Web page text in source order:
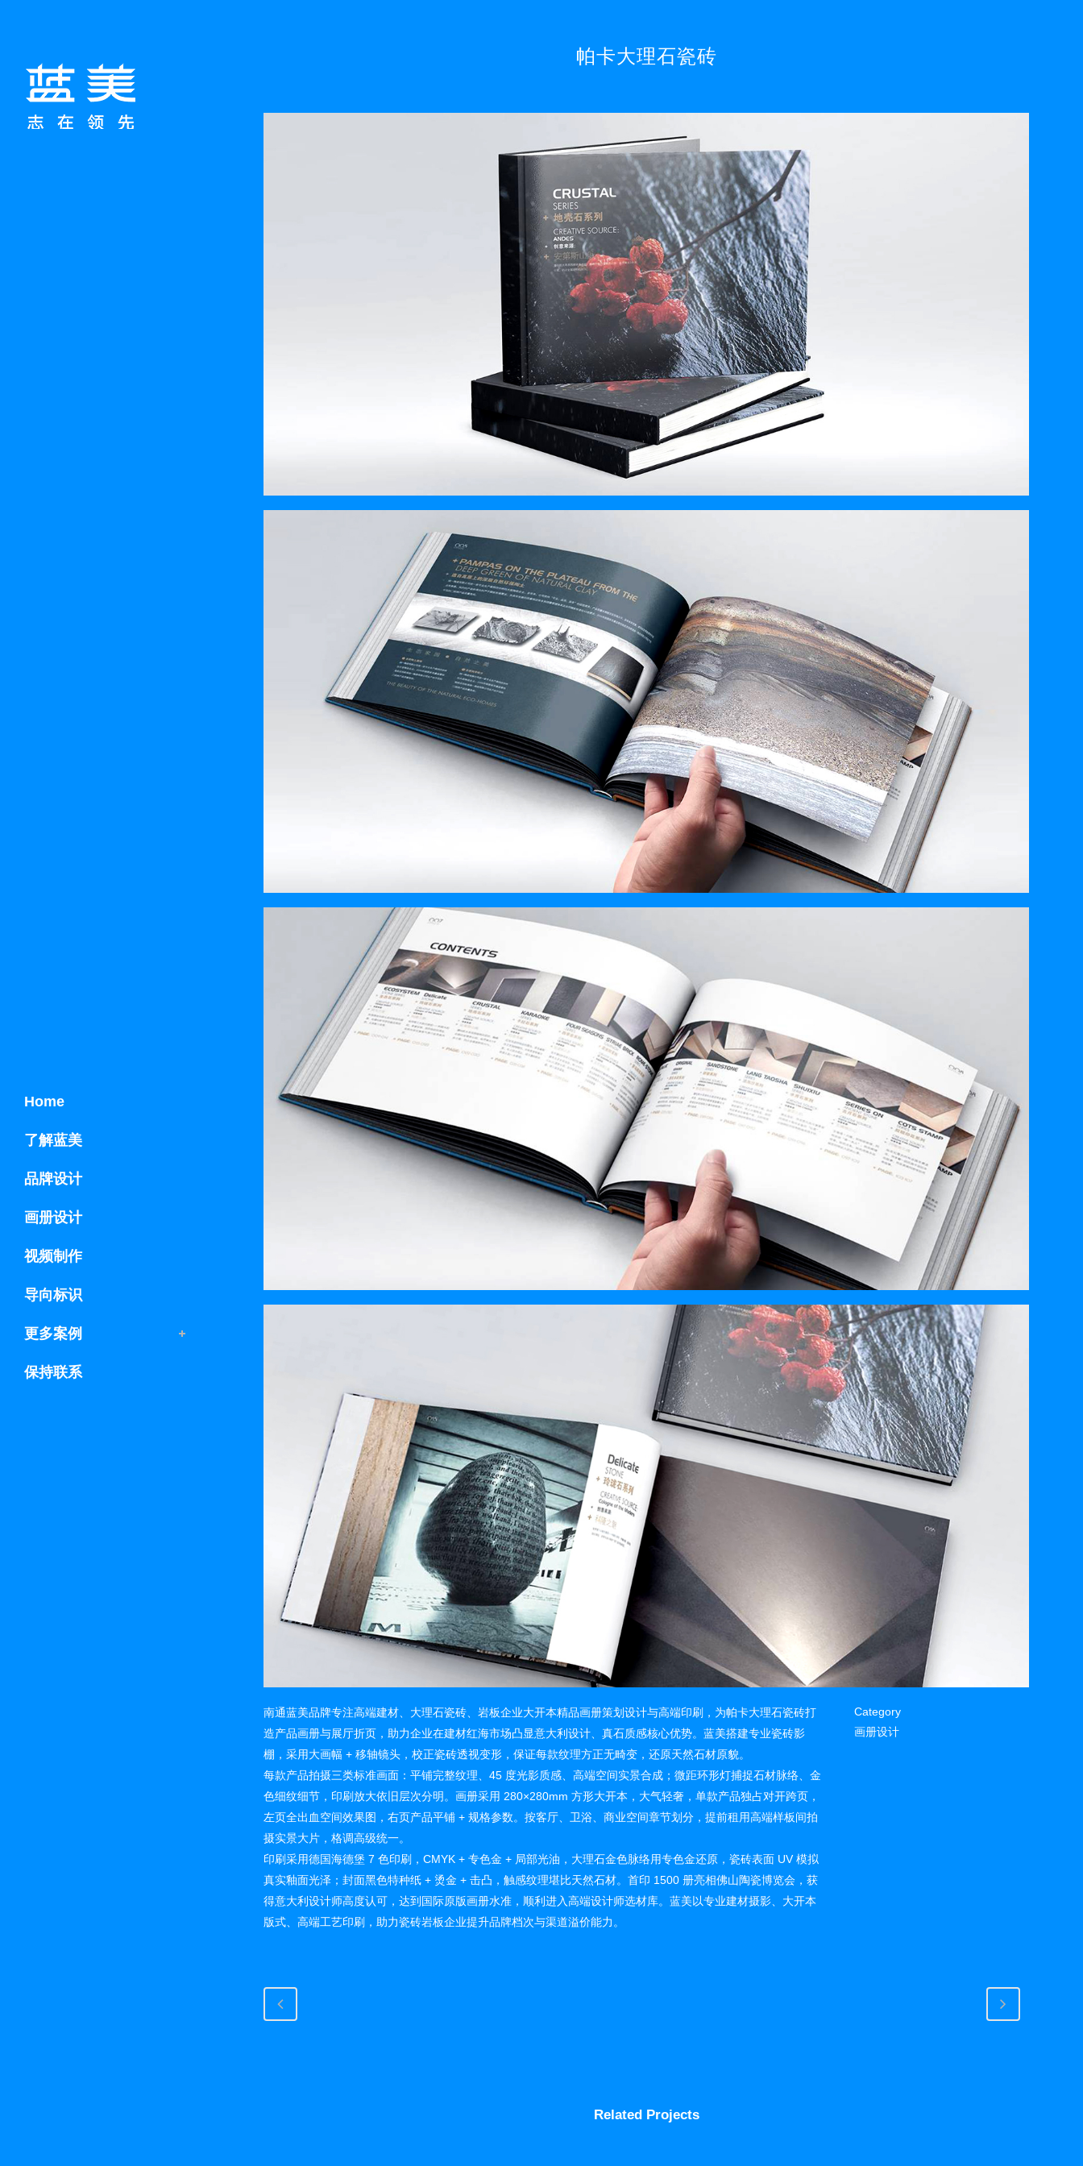
Home
了解蓝美
品牌设计
画册设计
视频制作
导向标识
更多案例
保持联系
帕卡大理石瓷砖
南通蓝美品牌专注高端建材、大理石瓷砖、岩板企业大开本精品画册策划设计与高端印刷，为帕卡大理石瓷砖打
造产品画册与展厅折页，助力企业在建材红海市场凸显意大利设计、真石质感核心优势。蓝美搭建专业瓷砖影
棚，采用大画幅 + 移轴镜头，校正瓷砖透视变形，保证每款纹理方正无畸变，还原天然石材原貌。
每款产品拍摄三类标准画面：平铺完整纹理、45 度光影质感、高端空间实景合成；微距环形灯捕捉石材脉络、金
色细纹细节，印刷放大依旧层次分明。画册采用 280×280mm 方形大开本，大气轻奢，单款产品独占对开跨页，
左页全出血空间效果图，右页产品平铺 + 规格参数。按客厅、卫浴、商业空间章节划分，提前租用高端样板间拍
摄实景大片，格调高级统一。
印刷采用德国海德堡 7 色印刷，CMYK + 专色金 + 局部光油，大理石金色脉络用专色金还原，瓷砖表面 UV 模拟
真实釉面光泽；封面黑色特种纸 + 烫金 + 击凸，触感纹理堪比天然石材。首印 1500 册亮相佛山陶瓷博览会，获
得意大利设计师高度认可，达到国际原版画册水准，顺利进入高端设计师选材库。蓝美以专业建材摄影、大开本
版式、高端工艺印刷，助力瓷砖岩板企业提升品牌档次与渠道溢价能力。
Category
画册设计
Related Projects